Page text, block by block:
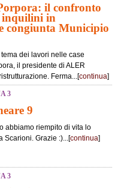
il confronto
in
congiunta Municipio
dei lavori nelle case
il presidente di ALER
Ferma...[continua]
3
9
abbiamo riempito di vita lo
Scarioni. Grazie :)...[continua]
3